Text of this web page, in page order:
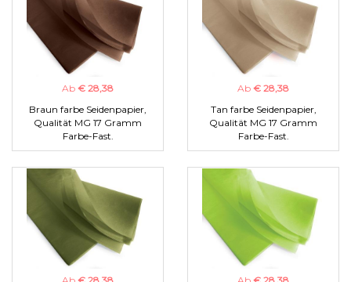
Ab € 28,38
Braun farbe Seidenpapier,
Qualität MG 17 Gramm
Farbe-Fast.
Ab € 28,38
Tan farbe Seidenpapier,
Qualität MG 17 Gramm
Farbe-Fast.